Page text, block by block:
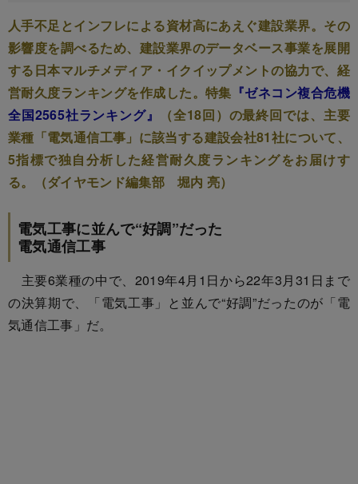
人手不足とインフレによる資材高にあえぐ建設業界。その
影響度を調べるため、建設業界のデータベース事業を展開
する日本マルチメディア・イクイップメントの協力で、経
営耐久度ランキングを作成した。特集 『ゼネコン複合危機
全国2565社ランキング』
（全18回）の最終回では、主要
業種「電気通信工事」に該当する建設会社81社について、
5指標で独自分析した経営耐久度ランキングをお届けす
る。（ダイヤモンド編集部 堀内 亮）
電気工事に並んで“好調”だった
電気通信工事
主要6業種の中で、2019年4月1日から22年3月31日まで
の決算期で、「電気工事」と並んで“好調”だったのが「電
気通信工事」だ。